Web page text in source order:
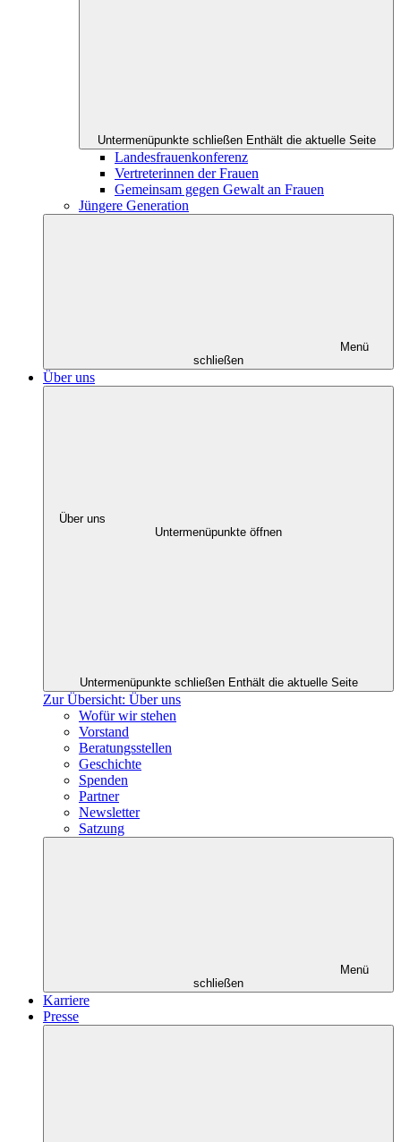
Untermenüpunkte schließen Enthält die aktuelle Seite
Landesfrauenkonferenz
Vertreterinnen der Frauen
Gemeinsam gegen Gewalt an Frauen
Jüngere Generation
Menü
schließen
Über uns
Über uns
Untermenüpunkte öffnen
Untermenüpunkte schließen Enthält die aktuelle Seite
Zur Übersicht: Über uns
Wofür wir stehen
Vorstand
Beratungsstellen
Geschichte
Spenden
Partner
Newsletter
Satzung
Menü
schließen
Karriere
Presse